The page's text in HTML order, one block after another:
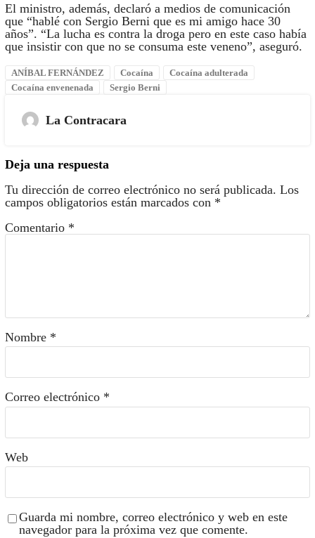
El ministro, además, declaró a medios de comunicación
que “hablé con Sergio Berni que es mi amigo hace 30
años”. “La lucha es contra la droga pero en este caso había
que insistir con que no se consuma este veneno”, aseguró.
ANÍBAL FERNÁNDEZ Cocaína
Cocaína adulterada
Cocaína envenenada
Sergio Berni
La Contracara
Deja una respuesta
Tu dirección de correo electrónico no será publicada. Los
campos obligatorios están marcados con *
Comentario *
Nombre *
Correo electrónico *
Web
Guarda mi nombre, correo electrónico y web en este
navegador para la próxima vez que comente.